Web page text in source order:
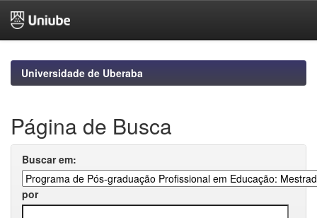
navigationUniversidade de Uberaba
Página de Busca
Buscar em:
por